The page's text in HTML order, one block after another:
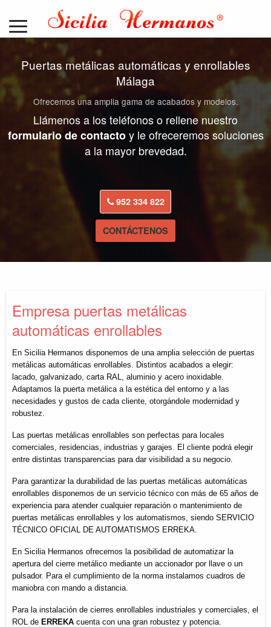
Puertas metálicas automáticas y enrollables
Málaga
Ofrecemos una amplia gama de acabados y modelos.
Llámenos a los teléfonos o rellene nuestro
formulario de contactoy le ofreceremos soluciones
a la mayor brevedad.
952 334 822
CONTÁCTENOS
Empresa puertas metálicas
automáticas enrollables
En Sicilia Hermanos disponemos de una amplia selección de puertas
metálicas automáticas enrollables. Distintos acabados a elegir:
lacado, galvanizado, carta RAL, aluminio y acero inoxidable.
Adaptamos la puerta metálica a la estética del entorno y a las
necesidades y gustos de cada cliente, otorgándole modernidad y
robustez.
Las puertas metálicas enrollables son perfectas para locales
comerciales, residencias, industrias y garajes. El cliente podrá elegir
entre distintas transparencias para dar visibilidad a su negocio.
Para garantizar la durabilidad de las puertas metálicas automáticas
enrollables disponemos de un servicio técnico con más de 65 años de
experiencia para atender cualquier reparación o mantenimiento de
puertas metálicas enrollables y los automatismos, siendo SERVICIO
TÉCNICO OFICIAL DE AUTOMATISMOS ERREKA.
En Sicilia Hermanos ofrecemos la posibilidad de automatizar la
apertura del cierre metálico mediante un accionador por llave o un
pulsador. Para el cumplimiento de la norma instalamos cuadros de
maniobra con mando a distancia.
Para la instalación de cierres enrollables industriales y comerciales, el
ROL de ERREKA cuenta con una gran robustez y potencia.